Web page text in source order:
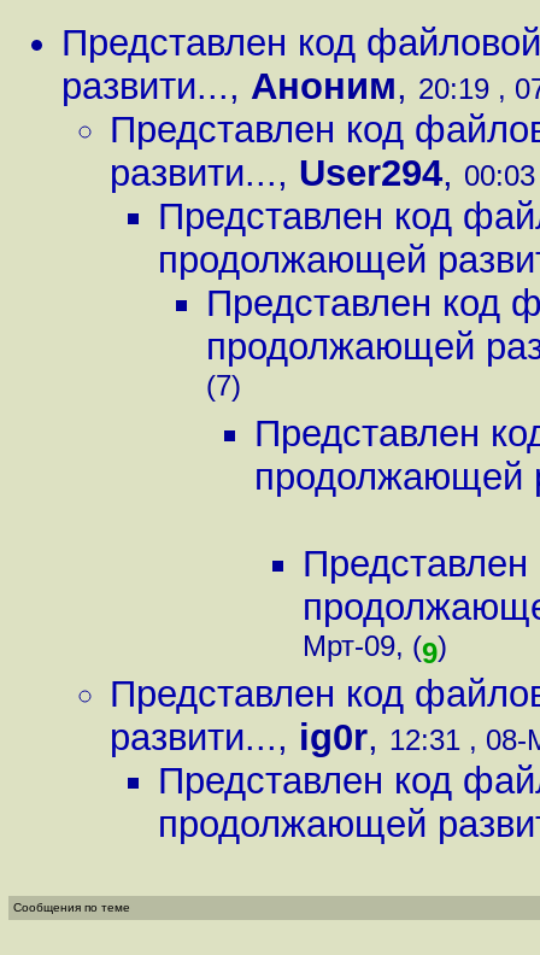
Представлен код
развити..., Аноним, 20:19 ,
Представлен код
развити..., User294,
Представлен код
продолжающей
Представлен код
продолжающей
(7)
Представлен
продолжающей
Мрт-09, (9)
Представлен код
развити..., ig0r, 12:31 , 08-
Представлен код
продолжающей
Сообщения по теме